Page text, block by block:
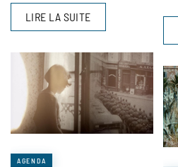
LIRE LA SUITE
AGENDA